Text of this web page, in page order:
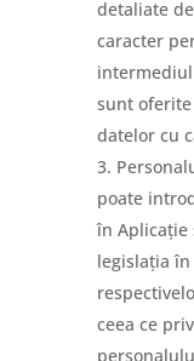
detaliate
caracter
sunt
datelor cu
poate
în Aplicație
legislația
ceea ce